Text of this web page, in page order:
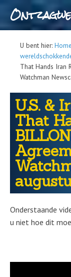
U bent hier: Home
That Hands Iran
Watchman
U.S. &
That
Onderstaande
u niet hoe dit